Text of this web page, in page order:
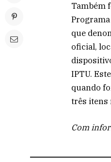
Também
que
oficial,
IPTU.
quando
três itens
Com